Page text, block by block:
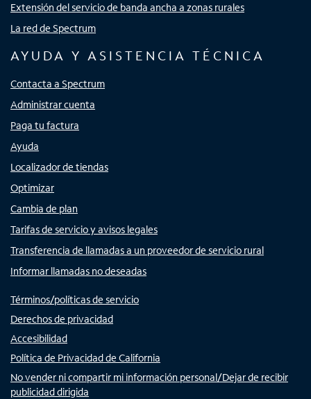
Extensión del servicio de banda ancha a zonas rurales
La red de Spectrum
AYUDA Y ASISTENCIA TÉCNICA
Contacta a Spectrum
Administrar cuenta
Paga tu factura
Ayuda
Localizador de tiendas
Optimizar
Cambia de plan
Tarifas de servicio y avisos legales
Transferencia de llamadas a un proveedor de servicio rural
Informar llamadas no deseadas
Términos/políticas de servicio
Derechos de privacidad
Accesibilidad
Política de Privacidad de California
No vender ni compartir mi información personal/Dejar de recibir
publicidad dirigida